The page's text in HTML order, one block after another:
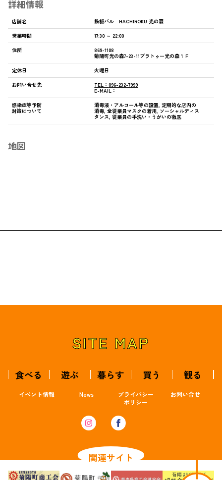
詳細情報
店舗名
鉄板バル HACHIROKU 光の森
営業時間
17:30 ～ 22:00
住所
869-1108
菊陽町光の森7-23-11プラトゥー光の森１Ｆ
定休日
火曜日
お問い合せ先
TEL：096-232-7999
E-MAIL：
感染症等予防
対策について
消毒液・アルコール等の設置, 定期的な店内の
消毒, 全従業員マスクの着用, ソーシャルディス
タンス, 従業員の手洗い・うがいの徹底
地図
SITE MAP
食べる 遊ぶ 暮らす 買う 観る
イベント情報 News
プライバシー
ポリシー
お問い合せ
関連サイト